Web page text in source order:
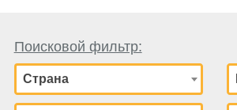
Поисковой фильтр:
Страна